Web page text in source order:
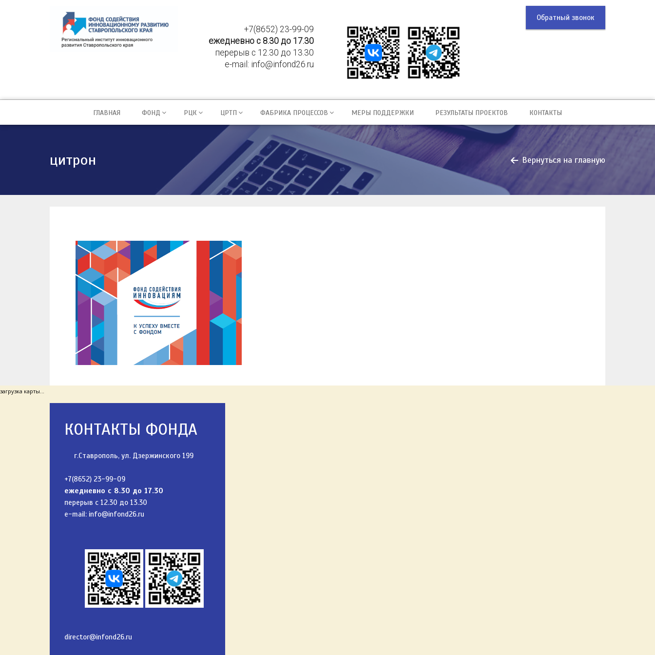
+7(8652) 23-99-09
ежедневно с 8.30 до 17.30
перерыв с 12.30 до 13.30
e-mail: info@infond26.ru
Обратный звонок
ГЛАВНАЯ ФОНД РЦК ЦРТП ФАБРИКА ПРОЦЕССОВ МЕРЫ ПОДДЕРЖКИ РЕЗУЛЬТАТЫ ПРОЕКТОВ КОНТАКТЫ
цитрон Вернуться на главную
КОНТАКТЫ ФОНДА
г.Ставрополь, ул. Дзержинского 199
+7(8652) 23-99-09
ежедневно с 8.30 до 17.30
перерыв с 12.30 до 13.30
e-mail: info@infond26.ru
director@infond26.ru
загрузка карты...